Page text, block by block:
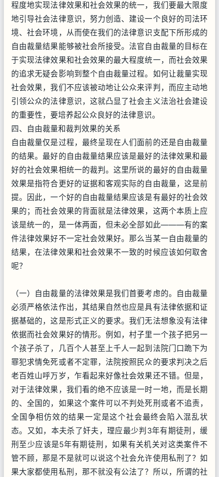
程度地实现法律效果和社会效果的统一，我们要最大限度
地引导社会法律意识，努力创造、建设一个良好的司法环
境、社会环境，从而使在我们的法律意识支配下所形成的
自由裁量结果能够被社会所接受。法官自由裁量的目标在
于实现法律效果和社会效果的最大程度统一，而社会效果
的追求无疑会影响到整个自由裁量过程。如何让裁量实现
社会效果，我们不应该被动地让公众来评判，而应主动地
引领公众的法律意识，这就凸显了社会主义法治社会建设
的重要性，要培养起公众良好的法律意识。
四、自由裁量和裁判效果的关系
自由裁量仅是过程，最终呈现在人们面前的还是自由裁量
的结果。最好的自由裁量结果应该是最好的法律效果和最
好的社会效果相统一的裁判。这里所说的最好的自由裁量
效果是指符合更好的证据和客观实际的自由裁量，这是前
提。因此，一个好的自由裁量结果应该是有最好的社会效
果的；而社会效果的背面就是法律效果，这两个本质上应
该是统一的，是一体两面，但未必全部如此———有的案
件法律效果好不一定社会效果好。那么当某一自由裁量的
结果，在法律效果和社会效果不一致的时候应该如何取舍
呢？
（一）自由裁量的法律效果是我们首要考虑的。自由裁量
必须严格依法作出，其结果自然也应是具有法律依据和证
据基础的，这是形式正义的要求。我们无法想象没有法律
依据而社会效果好的情形。例如，村子里一个孩子把另一
个孩子杀了，几百个人甚至上千人一起到法院门口跪下为
罪犯求情免死或者不定罪，法院按照民众的要求判决之后
老百姓山呼万岁，乍看起来好像社会效果还不错。但是，
对于法律效果，我们看的绝不应该是一时一地，而是长期
的、全国的，如果这个案件可以不判处死刑或者不追责，
全国争相仿效的结果一定是这个社会最终会陷入混乱状
态。又如，本夫杀了奸夫，理应最少判3年有期徒刑，缓
刑至少应该是5年有期徒刑，如果有关机关对这类案件不
管不顾，那是不是就可以说这个社会允许使用私刑了？如
果大家都使用私刑，那不就没有公法了？所以，所谓的社